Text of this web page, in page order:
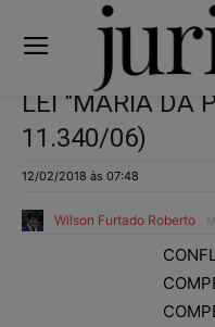
LEI "MARIA DA
11.340/06)
12/02/2018 às 07:48
Wilson Furtado Roberto